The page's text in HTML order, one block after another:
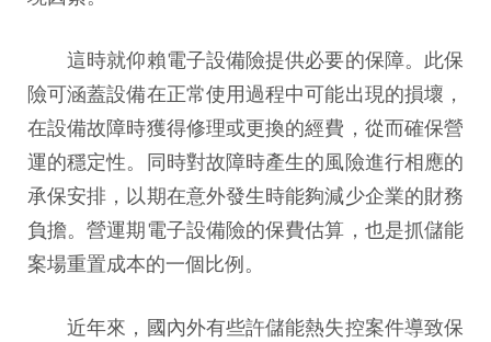
這時就仰賴電子設備險提供必要的保障。此保
險可涵蓋設備在正常使用過程中可能出現的損壞，
在設備故障時獲得修理或更換的經費，從而確保營
運的穩定性。同時對故障時產生的風險進行相應的
承保安排，以期在意外發生時能夠減少企業的財務
負擔。營運期電子設備險的保費估算，也是抓儲能
案場重置成本的一個比例。
近年來，國內外有些許儲能熱失控案件導致保